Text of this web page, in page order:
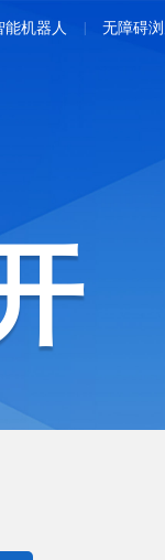
能机器人 无障碍